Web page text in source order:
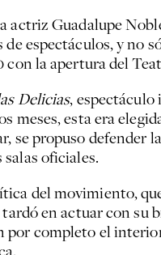
actriz Guadalupe
espectáculos, y no
con la apertura del
Delicias,
meses, esta era
se propuso defender
salas oficiales.
del movimiento,
en actuar con su
por completo el